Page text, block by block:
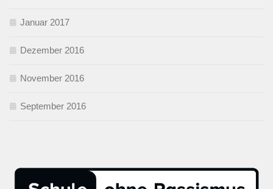
Januar 2017
Dezember 2016
November 2016
September 2016